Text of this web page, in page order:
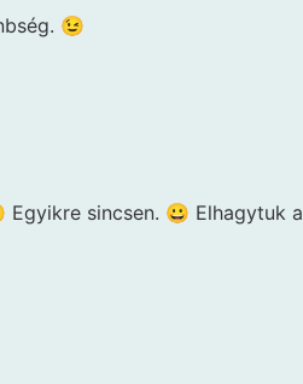
😉
Egyikre sincsen. 😀 Elhagytuk a